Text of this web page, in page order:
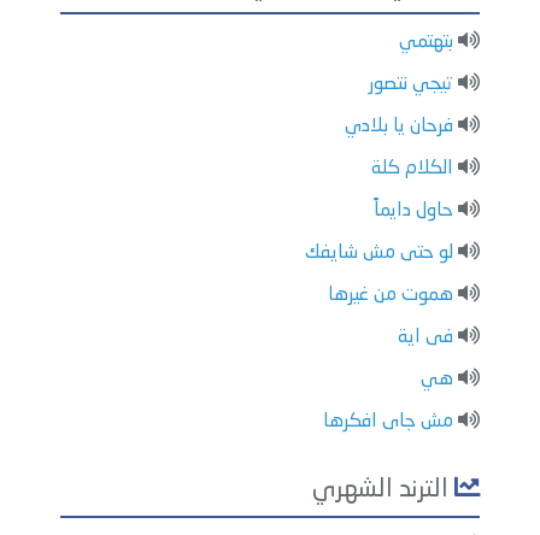
بتهتمي
تيجي نتصور
فرحان يا بلادي
الكلام كلة
حاول دايماً
لو حتى مش شايفك
هموت من غيرها
فى اية
هي
مش جاى افكرها
الترند الشهري